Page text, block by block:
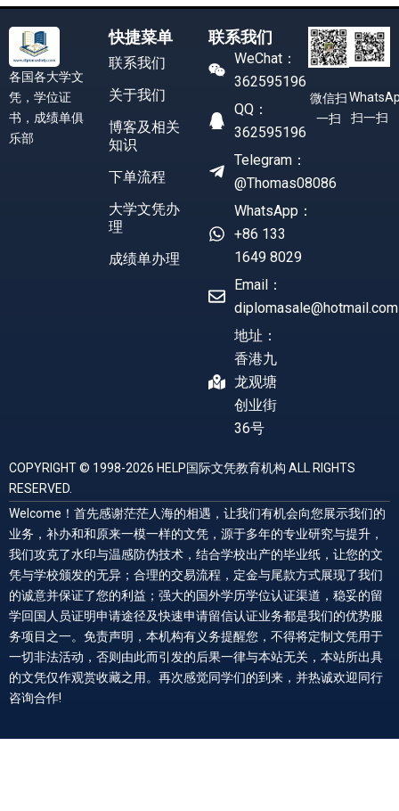
各国各大学文
凭，学位证
书，成绩单俱
乐部
快捷菜单
联系我们
关于我们
博客及相关
知识
下单流程
大学文凭办
理
成绩单办理
联系我们
WeChat：
362595196
QQ：
362595196
Telegram：
@Thomas08086
WhatsApp：
+86 133
1649 8029
Email：
diplomasale@hotmail.com
地址：
香港九
龙观塘
创业街
36号
微信扫
一扫
扫一扫
COPYRIGHT © 1998-2026 HELP国际文凭教育机构 ALL RIGHTS
RESERVED.
Welcome！首先感谢茫茫人海的相遇，让我们有机会向您展示我们的
业务，补办和和原来一模一样的文凭，源于多年的专业研究与提升，
我们攻克了水印与温感防伪技术，结合学校出产的毕业纸，让您的文
凭与学校颁发的无异；合理的交易流程，定金与尾款方式展现了我们
的诚意并保证了您的利益；强大的国外学历学位认证渠道，稳妥的留
学回国人员证明申请途径及快速申请留信认证业务都是我们的优势服
务项目之一。免责声明，本机构有义务提醒您，不得将定制文凭用于
一切非法活动，否则由此而引发的后果一律与本站无关，本站所出具
的文凭仅作观赏收藏之用。再次感觉同学们的到来，并热诚欢迎同行
咨询合作!